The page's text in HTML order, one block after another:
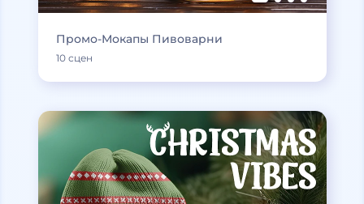
Промо-Мокапы Пивоварни
10 сцен